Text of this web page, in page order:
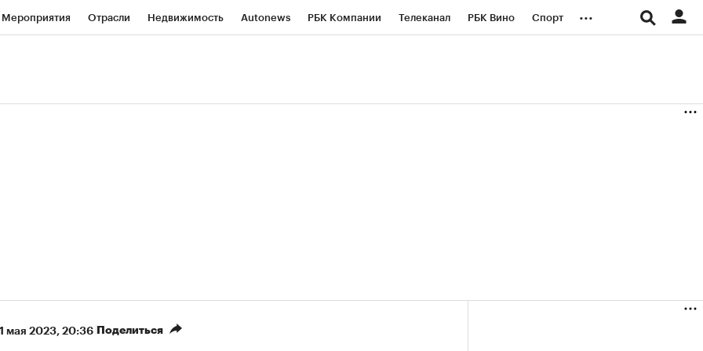
Мероприятия Отрасли Недвижимость Autonews РБК Компании Телеканал РБК Вино Спорт ...
мая 2023, 20:36 Поделиться